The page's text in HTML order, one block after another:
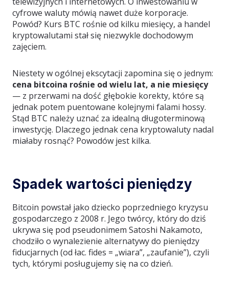
cyfrowe waluty mówią nawet duże korporacje.
Powód? Kurs BTC rośnie od kilku miesięcy, a handel
kryptowalutami stał się niezwykle dochodowym
zajęciem.
Niestety w ogólnej ekscytacji zapomina się o jednym:
cena bitcoina rośnie od wielu lat, a nie miesięcy
— z przerwami na dość głębokie korekty, które są
jednak potem puentowane kolejnymi falami hossy.
Stąd BTC należy uznać za idealną długoterminową
inwestycję. Dlaczego jednak cena kryptowaluty nadal
miałaby rosnąć? Powodów jest kilka.
Spadek wartości pieniędzy
Bitcoin powstał jako dziecko poprzedniego kryzysu
gospodarczego z 2008 r. Jego twórcy, który do dziś
ukrywa się pod pseudonimem Satoshi Nakamoto,
chodziło o wynalezienie alternatywy do pieniędzy
fiducjarnych (od łac. fides = „wiara”, „zaufanie”), czyli
tych, którymi posługujemy się na co dzień.